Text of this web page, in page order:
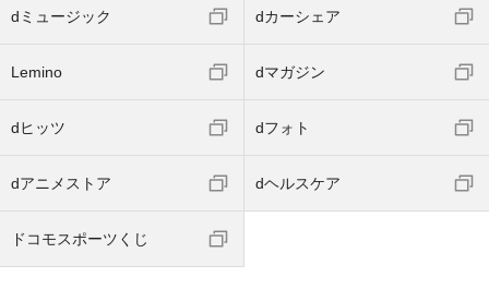
dミュージック dカーシェア
Lemino dマガジン
dヒッツ dフォト
dアニメストア dヘルスケア
ドコモスポーツくじ